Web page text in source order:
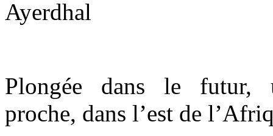
Plongée dans le futur,
proche, dans l’est de